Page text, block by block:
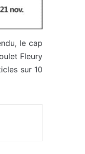
le cap
Fleury
sur 10